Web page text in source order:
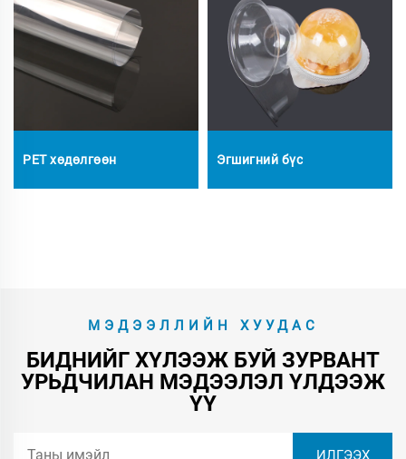
PET хөдөлгөөн Эгшигний бүс
МЭДЭЭЛЛИЙН ХУУДАС
БИДНИЙГ ХҮЛЭЭЖ БУЙ ЗУРВАНТ
УРЬДЧИЛАН МЭДЭЭЛЭЛ ҮЛДЭЭЖ
ҮҮ